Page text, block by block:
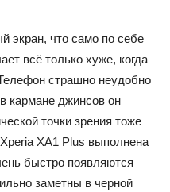
экран, что само по себе
всё только хуже, когда
страшно неудобно
кармане джинсов он
точки зрения тоже
XA1 Plus выполнена
быстро появляются
заметны в черной